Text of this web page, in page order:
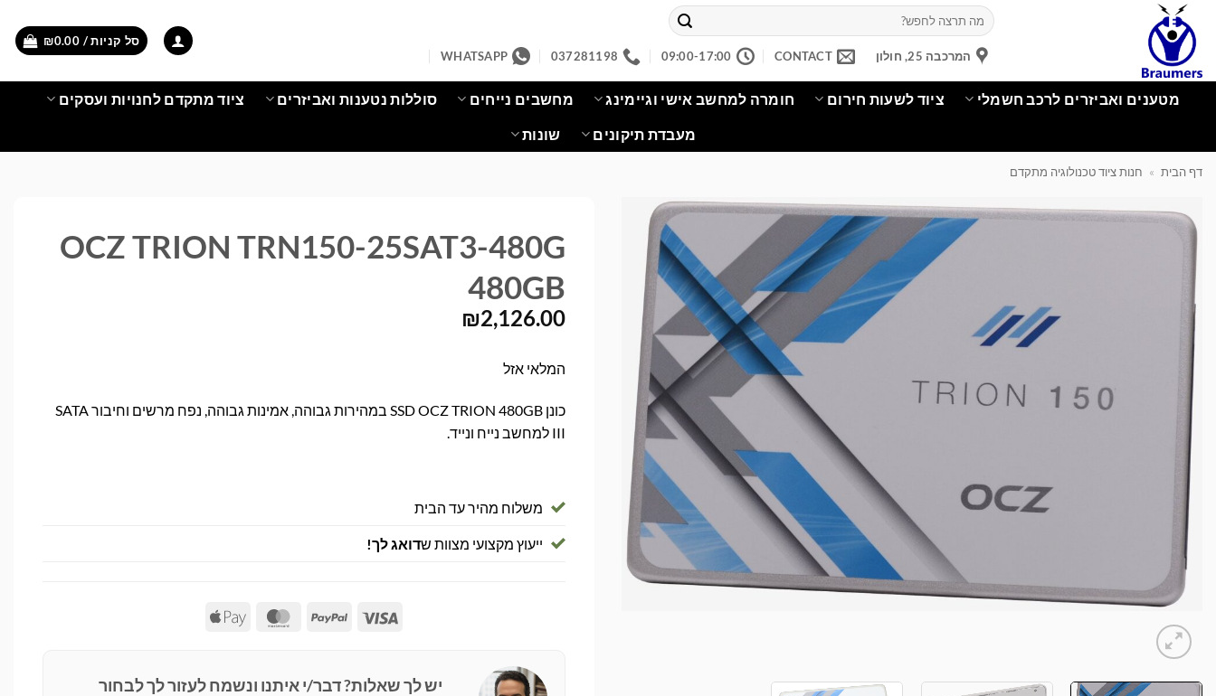
content
חיפוש
עבור:
המרכבה 25, חולון CONTACT
09:00-17:00
037281198
WHATSAPP
סל קניות / ₪0.00
מטענים ואביזרים לרכב חשמלי ציוד לשעות חירום חומרה למחשב אישי וגיימינג מחשבים נייחים סוללות נטענות ואביזרים ציוד מתקדם לחנויות ועסקים
מעבדת תיקונים שונות
דף הבית » חנות ציוד טכנולוגיה מתקדם
OCZ TRION TRN150-25SAT3-480G
480GB
₪2,126.00
המלאי אזל
כונן SSD OCZ TRION 480GB במהירות גבוהה, אמינות גבוהה, נפח מרשים וחיבור SATA
III למחשב נייח ונייד.
משלוח מהיר עד הבית
ייעוץ מקצועי מצוות שדואג לך!
Visa
PayPal
MasterCard
Apple
יש לך שאלות? דבר/י איתנו ונשמח לעזור לך לבחור